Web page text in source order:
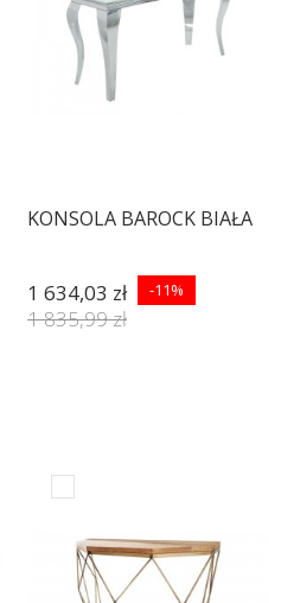
KONSOLA BAROCK BIAŁA
1 634,03 zł -11%
1 835,99 zł